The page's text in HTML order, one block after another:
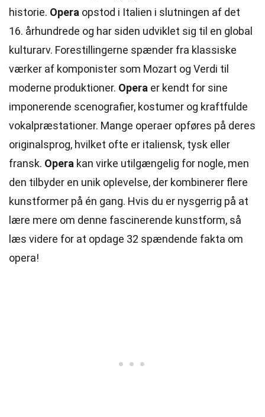
historie. Opera opstod i Italien i slutningen af det
16. århundrede og har siden udviklet sig til en global
kulturarv. Forestillingerne spænder fra klassiske
værker af komponister som Mozart og Verdi til
moderne produktioner. Opera er kendt for sine
imponerende scenografier, kostumer og kraftfulde
vokalpræstationer. Mange operaer opføres på deres
originalsprog, hvilket ofte er italiensk, tysk eller
fransk. Opera kan virke utilgængelig for nogle, men
den tilbyder en unik oplevelse, der kombinerer flere
kunstformer på én gang. Hvis du er nysgerrig på at
lære mere om denne fascinerende kunstform, så
læs videre for at opdage 32 spændende fakta om
opera!